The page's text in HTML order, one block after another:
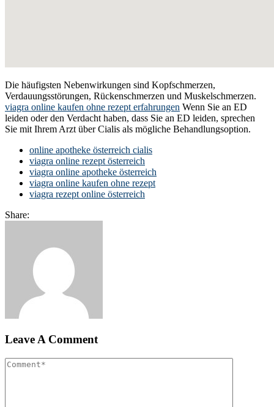
Die häufigsten Nebenwirkungen sind Kopfschmerzen,
Verdauungsstörungen, Rückenschmerzen und Muskelschmerzen.
viagra online kaufen ohne rezept erfahrungen Wenn Sie an ED
leiden oder den Verdacht haben, dass Sie an ED leiden, sprechen
Sie mit Ihrem Arzt über Cialis als mögliche Behandlungsoption.
online apotheke österreich cialis
viagra online rezept österreich
viagra online apotheke österreich
viagra online kaufen ohne rezept
viagra rezept online österreich
Share:
Leave A Comment